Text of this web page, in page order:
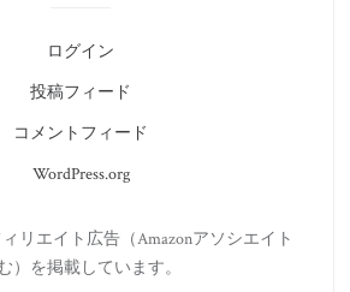
ログイン
投稿フィード
コメントフィード
WordPress.org
リエイト広告（Amazonアソシエイト
）を掲載しています。